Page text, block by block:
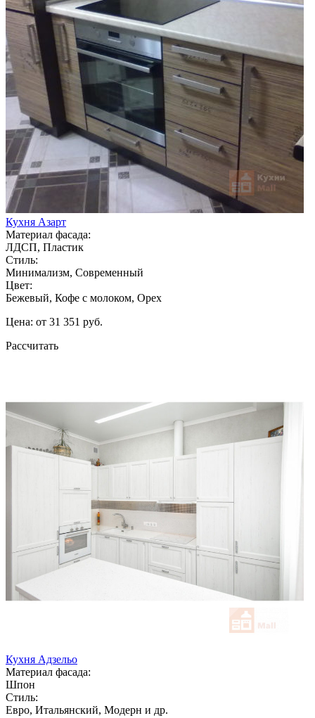
Кухня Азарт
Материал фасада:
ЛДСП, Пластик
Стиль:
Минимализм, Современный
Цвет:
Бежевый, Кофе с молоком, Орех
Цена: от 31 351 руб.
Рассчитать
Кухня Адзельо
Материал фасада:
Шпон
Стиль:
Евро, Итальянский, Модерн и др.